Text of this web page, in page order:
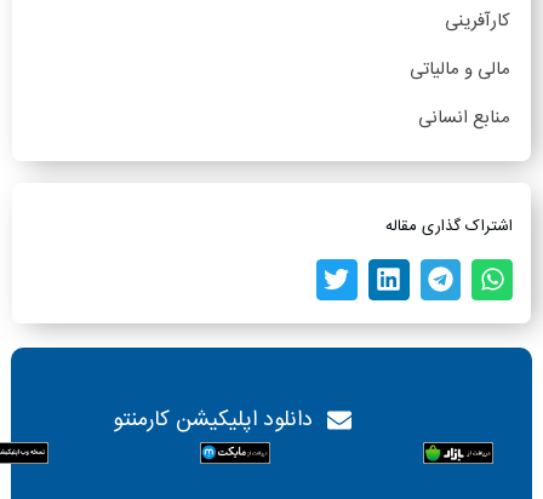
کارآفرینی
مالی و مالیاتی
منابع انسانی
اشتراک گذاری مقاله
دانلود اپلیکیشن کارمنتو